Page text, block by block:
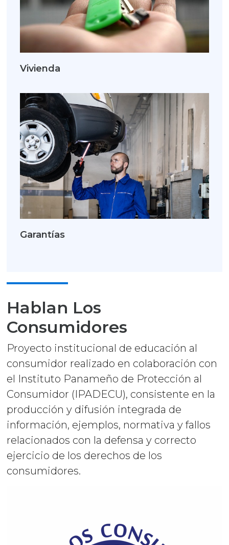
Vivienda
Garantías
Hablan Los
Consumidores
Proyecto institucional de educación al
consumidor realizado en colaboración con
el Instituto Panameño de Protección al
Consumidor (IPADECU), consistente en la
producción y difusión integrada de
información, ejemplos, normativa y fallos
relacionados con la defensa y correcto
ejercicio de los derechos de los
consumidores.